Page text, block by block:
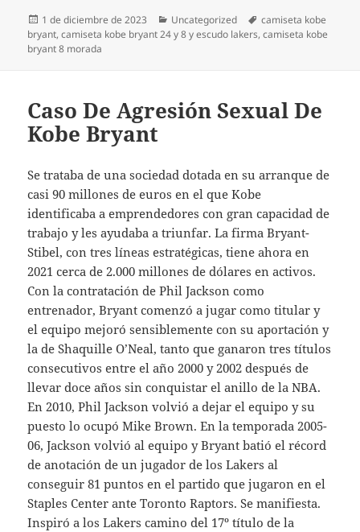
Publicado
el
1 de diciembre de 2023 Categorías
Uncategorized Etiquetas
camiseta kobe
bryant,camiseta kobe bryant 24 y 8 y escudo lakers,camiseta kobe
bryant 8 morada
Caso De Agresión Sexual De
Kobe Bryant
Se trataba de una sociedad dotada en su arranque de
casi 90 millones de euros en el que Kobe
identificaba a emprendedores con gran capacidad de
trabajo y les ayudaba a triunfar. La firma Bryant-
Stibel, con tres líneas estratégicas, tiene ahora en
2021 cerca de 2.000 millones de dólares en activos.
Con la contratación de Phil Jackson como
entrenador, Bryant comenzó a jugar como titular y
el equipo mejoró sensiblemente con su aportación y
la de Shaquille O’Neal, tanto que ganaron tres títulos
consecutivos entre el año 2000 y 2002 después de
llevar doce años sin conquistar el anillo de la NBA.
En 2010, Phil Jackson volvió a dejar el equipo y su
puesto lo ocupó Mike Brown. En la temporada 2005-
06, Jackson volvió al equipo y Bryant batió el récord
de anotación de un jugador de los Lakers al
conseguir 81 puntos en el partido que jugaron en el
Staples Center ante Toronto Raptors. Se manifiesta.
Inspiró a los Lakers camino del 17º título de la